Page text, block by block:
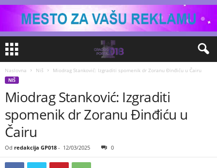
Naslovna Niš Miodrag Stanković: Izgraditi spomenik dr Zoranu Đinđiću u Čairu
NIŠ
Miodrag Stanković: Izgraditi
spomenik dr Zoranu Đinđiću u
Čairu
Od redakcija GP018 - 12/03/2025 0